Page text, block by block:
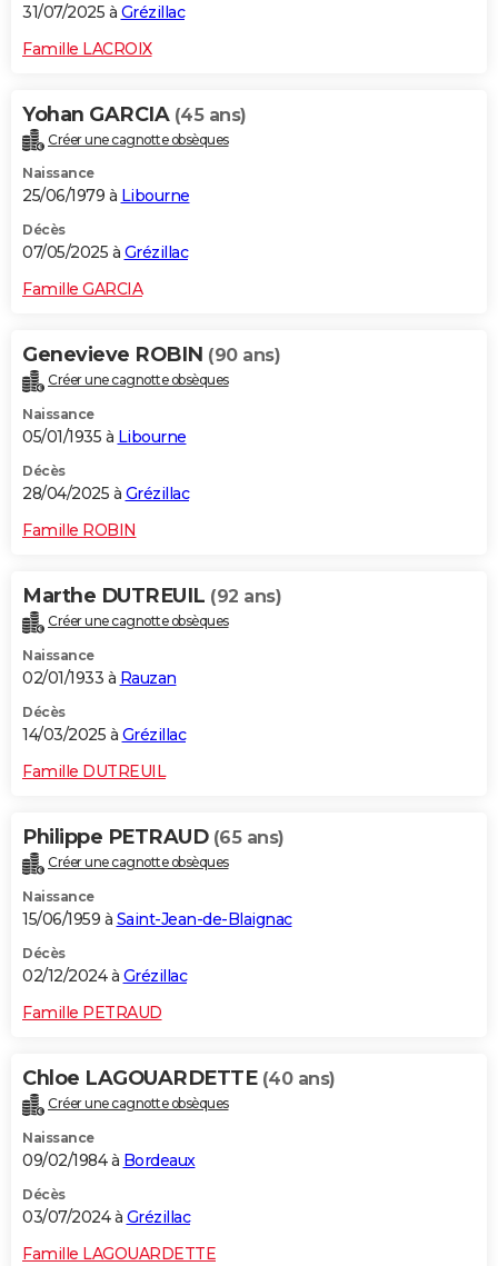
31/07/2025 à Grézillac
Famille LACROIX
Yohan GARCIA (45 ans)
Créer une cagnotte obsèques
Naissance
25/06/1979 à Libourne
Décès
07/05/2025 à Grézillac
Famille GARCIA
Genevieve ROBIN (90 ans)
Créer une cagnotte obsèques
Naissance
05/01/1935 à Libourne
Décès
28/04/2025 à Grézillac
Famille ROBIN
Marthe DUTREUIL (92 ans)
Créer une cagnotte obsèques
Naissance
02/01/1933 à Rauzan
Décès
14/03/2025 à Grézillac
Famille DUTREUIL
Philippe PETRAUD (65 ans)
Créer une cagnotte obsèques
Naissance
15/06/1959 à Saint-Jean-de-Blaignac
Décès
02/12/2024 à Grézillac
Famille PETRAUD
Chloe LAGOUARDETTE (40 ans)
Créer une cagnotte obsèques
Naissance
09/02/1984 à Bordeaux
Décès
03/07/2024 à Grézillac
Famille LAGOUARDETTE